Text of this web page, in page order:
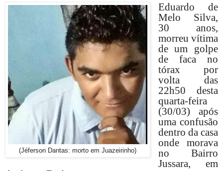
(Jéferson Dantas: morto em Juazeirinho)
Eduardo de
Melo Silva,
30 anos,
morreu vítima
de um golpe
de faca no
tórax por
volta das
22h50 desta
quarta-feira
(30/03) após
uma confusão
dentro da casa
onde morava
no Bairro
Jussara, em